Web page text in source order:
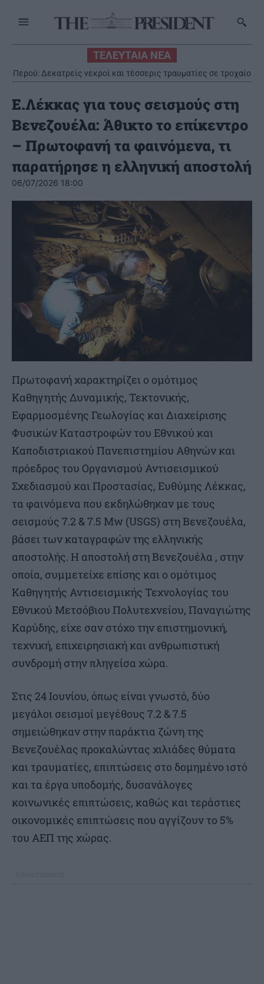
ΤΕΛΕΥΤΑΙΑ ΝΕΑ
Περού: Δεκατρείς νεκροί και τέσσερις τραυματίες σε τροχαίο
Ε.Λέκκας για τους σεισμούς στη
Βενεζουέλα: Άθικτο το επίκεντρο
– Πρωτοφανή τα φαινόμενα, τι
παρατήρησε η ελληνική αποστολή
06/07/2026 18:00
Πρωτοφανή χαρακτηρίζει ο ομότιμος
Καθηγητής Δυναμικής, Τεκτονικής,
Εφαρμοσμένης Γεωλογίας και Διαχείρισης
Φυσικών Καταστροφών του Εθνικού και
Καποδιστριακού Πανεπιστημίου Αθηνών και
πρόεδρος του Οργανισμού Αντισεισμικού
Σχεδιασμού και Προστασίας, Ευθύμης Λέκκας,
τα φαινόμενα που εκδηλώθηκαν με τους
σεισμούς 7.2 & 7.5 Mw (USGS) στη Βενεζουέλα,
βάσει των καταγραφών της ελληνικής
αποστολής. Η αποστολή στη Βενεζουέλα , στην
οποία, συμμετείχε επίσης και ο ομότιμος
Καθηγητής Αντισεισμικής Τεχνολογίας του
Εθνικού Μετσόβιου Πολυτεχνείου, Παναγιώτης
Καρύδης, είχε σαν στόχο την επιστημονική,
τεχνική, επιχειρησιακή και ανθρωπιστική
συνδρομή στην πληγείσα χώρα.
Στις 24 Ιουνίου, όπως είναι γνωστό, δύο
μεγάλοι σεισμοί μεγέθους 7.2 & 7.5
σημειώθηκαν στην παράκτια ζώνη της
Βενεζουέλας προκαλώντας χιλιάδες θύματα
και τραυματίες, επιπτώσεις στο δομημένο ιστό
και τα έργα υποδομής, δυσανάλογες
κοινωνικές επιπτώσεις, καθώς και τεράστιες
οικονομικές επιπτώσεις που αγγίζουν το 5%
του ΑΕΠ της χώρας.